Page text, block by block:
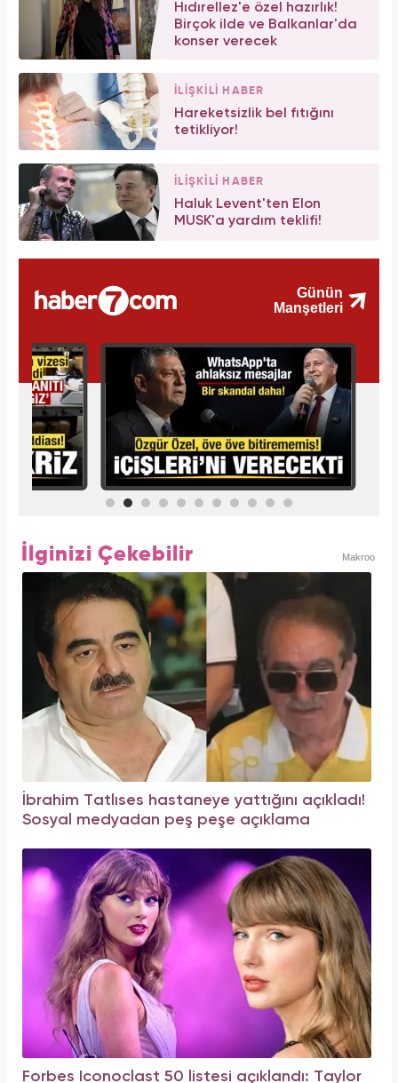
Hıdırellez'e özel hazırlık!
Birçok ilde ve Balkanlar'da
konser verecek
İLİŞKİLİ HABER
Hareketsizlik bel fıtığını
tetikliyor!
İLİŞKİLİ HABER
Haluk Levent'ten Elon
MUSK'a yardım teklifi!
İlginizi Çekebilir Makroo
İbrahim Tatlıses hastaneye yattığını açıkladı!
Sosyal medyadan peş peşe açıklama
Forbes Iconoclast 50 listesi açıklandı: Taylor